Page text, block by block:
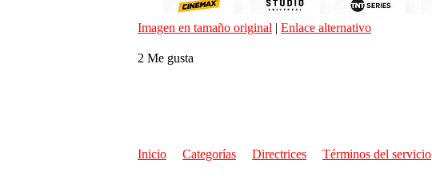
Imagen en tamaño original | Enlace alternativo
2 Me gusta
Inicio Categorías Directrices Términos del servicio